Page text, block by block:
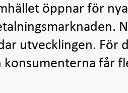
öppnar för
utvecklingen. För
konsumenterna får